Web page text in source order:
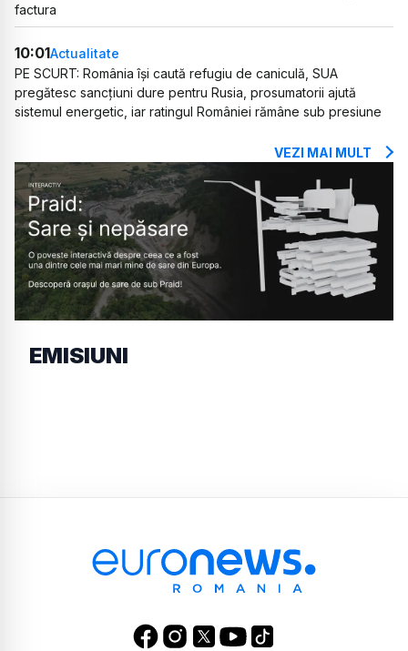
factura
10:01Actualitate
PE SCURT: România își caută refugiu de caniculă, SUA
pregătesc sancțiuni dure pentru Rusia, prosumatorii ajută
sistemul energetic, iar ratingul României rămâne sub presiune
VEZI MAI MULT
EMISIUNI